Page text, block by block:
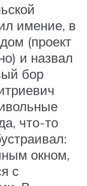
имение, в
(проект
и назвал
бор
что-то
окном,
с